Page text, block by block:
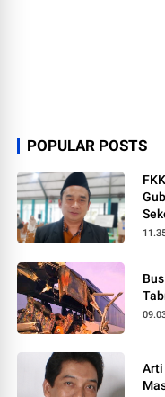
POPULAR POSTS
Arti